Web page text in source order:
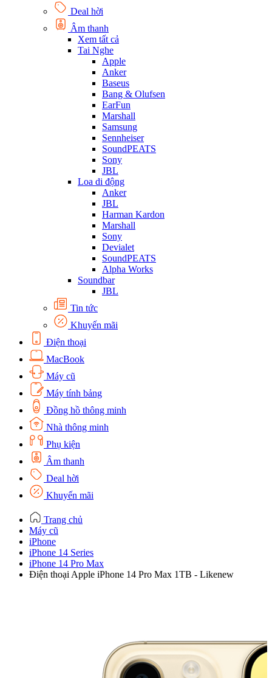
Deal hời
Âm thanh
Xem tất cả
Tai Nghe
Apple
Anker
Baseus
Bang & Olufsen
EarFun
Marshall
Samsung
Sennheiser
SoundPEATS
Sony
JBL
Loa di động
Anker
JBL
Harman Kardon
Marshall
Sony
Devialet
SoundPEATS
Alpha Works
Soundbar
JBL
Tin tức
Khuyến mãi
Điện thoại
MacBook
Máy cũ
Máy tính bảng
Đồng hồ thông minh
Nhà thông minh
Phụ kiện
Âm thanh
Deal hời
Khuyến mãi
Trang chủ
Máy cũ
iPhone
iPhone 14 Series
iPhone 14 Pro Max
Điện thoại Apple iPhone 14 Pro Max 1TB - Likenew